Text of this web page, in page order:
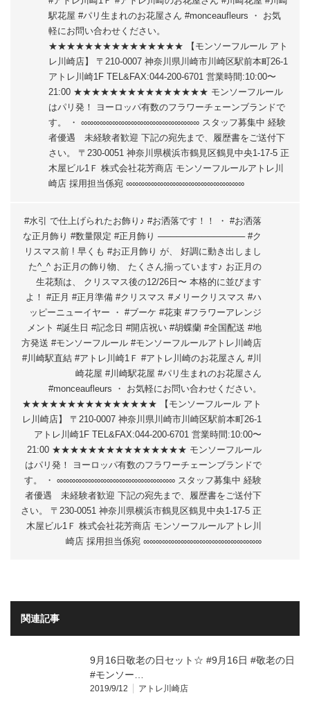
駅花屋 #パリ生まれのお花屋さん #monceaufleurs ・ お気
軽にお問い合わせください。
★★★★★★★★★★★★★★★ 【モンソーフルール アト
レ川崎店】 〒210-0007 神奈川県川崎市川崎区駅前本町26-1
アトレ川崎1F TEL&FAX:044-200-6701 営業時間:10:00〜
21:00 ★★★★★★★★★★★★★★★ モンソーフルール
はパリ発！ ヨーロッパ有数のフラワーチェーンブランドで
す。 ・ ∞∞∞∞∞∞∞∞∞∞∞∞∞∞∞∞∞∞∞ スタッフ募集中 経験
者優遇 未経験者歓迎 下記の宛先まで、履歴書をご送付下
さい。 〒230-0051 神奈川県横浜市鶴見区鶴見中央1-17-5 正
木屋ビル1Ｆ 株式会社花芳商店 モンソーフルールアトレ川
崎店 採用担当係宛 ∞∞∞∞∞∞∞∞∞∞∞∞∞∞∞∞∞∞∞
#水引 で仕上げられたお飾り♪ #お洒落です！！ ・ #お洒落
な正月飾り #数量限定 #正月飾り ────────────── #ク
リスマス前 ! 早くも #お正月飾り が、 好調に動き出しまし
た^_^ お正月の飾り物、 たくさん揃っています♪ お正月の
生花類は、 クリスマス後の12/26日〜 本格的に並びます
よ！ #正月 #正月準備 #クリスマス #メリークリスマス #ハ
ッピーニューイヤー ・ #ブーケ #花束 #フラワーアレンジ
メント #誕生日 #記念日 #開店祝い #胡蝶蘭 #全国配送 #地
方発送 #モンソーフルール #モンソーフルールアトレ川崎店
#川崎駅直結 #アトレ川崎1Ｆ #アトレ川崎のお花屋さん #川
崎花屋 #川崎駅花屋 #パリ生まれのお花屋さん
#monceaufleurs ・ お気軽にお問い合わせください。
★★★★★★★★★★★★★★★ 【モンソーフルール アト
レ川崎店】 〒210-0007 神奈川県川崎市川崎区駅前本町26-1
アトレ川崎1F TEL&FAX:044-200-6701 営業時間:10:00〜
21:00 ★★★★★★★★★★★★★★★ モンソーフルール
はパリ発！ ヨーロッパ有数のフラワーチェーンブランドで
す。 ・ ∞∞∞∞∞∞∞∞∞∞∞∞∞∞∞∞∞∞∞ スタッフ募集中 経験
者優遇 未経験者歓迎 下記の宛先まで、履歴書をご送付下
さい。 〒230-0051 神奈川県横浜市鶴見区鶴見中央1-17-5 正
木屋ビル1Ｆ 株式会社花芳商店 モンソーフルールアトレ川
崎店 採用担当係宛 ∞∞∞∞∞∞∞∞∞∞∞∞∞∞∞∞∞∞∞
関連記事
9月16日敬老の日セット☆ #9月16日 #敬老の日
#モンソー…
2019/9/12 アトレ川崎店